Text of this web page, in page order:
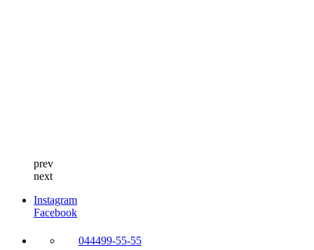
prev
next
Instagram
Facebook
044499-55-55